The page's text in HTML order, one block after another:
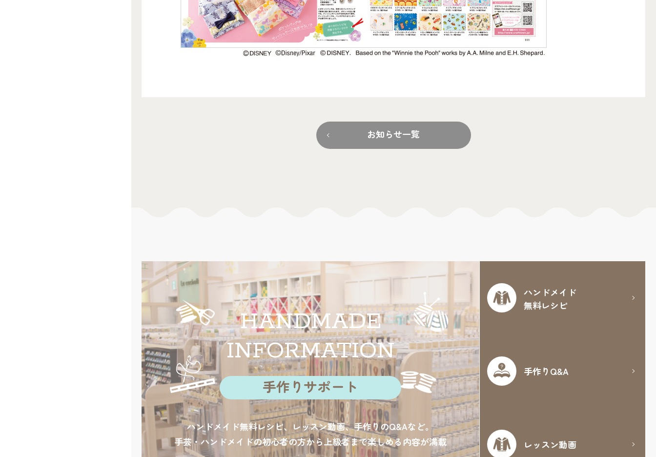
お知らせ一覧
HANDMADE
INFORMATION
手作りサポート
ハンドメイド無料レシピ、レッスン動画、手作りのQ&Aなど。
手芸・ハンドメイドの初心者の方から上級者まで楽しめる内容が満載
ハンドメイド
無料レシピ
手作りQ&A
レッスン動画